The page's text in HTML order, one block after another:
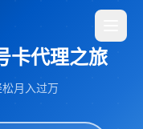
卡代理之旅
月入过万